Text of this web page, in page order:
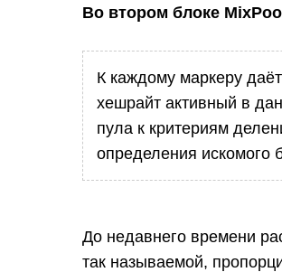
Во втором блоке
К каждому маркеру
хешрайт активный в
пула к критериям
определения искомого
До недавнего времени
так называемой,